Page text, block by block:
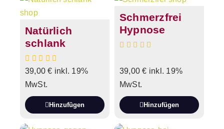
Natürlich
schlank
39,00€ inkl. 19%
MwSt.
Hinzufügen
Schmerzfrei
Hypnose
39,00€ inkl. 19%
MwSt.
Hinzufügen